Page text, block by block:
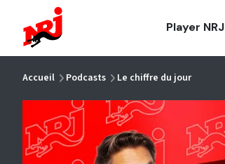
Player NRJ
Accueil Podcasts Le chiffre du jour